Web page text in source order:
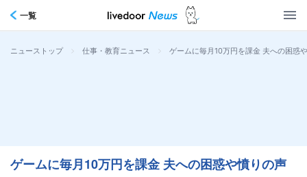
一覧
ニューストップ > 仕事・教育ニュース > ゲームに毎月10万円を課金 夫への困惑
ゲームに毎月10万円を課金 夫への困惑や憤りの声